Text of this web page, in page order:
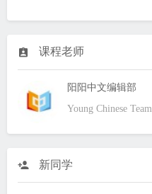
课程老师
阳阳中文编辑部
Young Chinese Team
新同学